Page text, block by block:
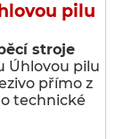
pilu
stroje
Úhlovou pilu
přímo z
technické